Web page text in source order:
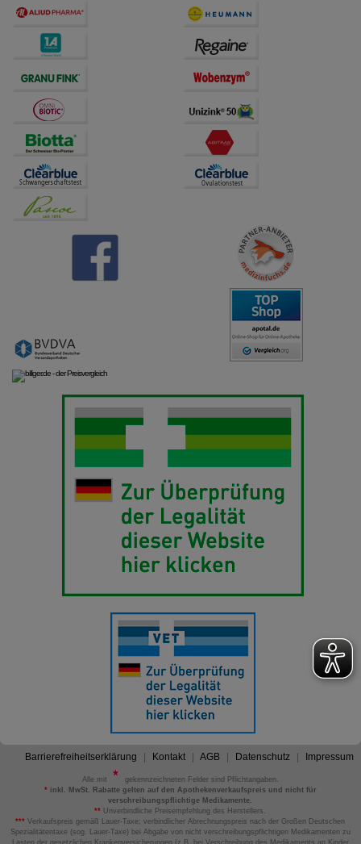
auf unserer Website aber auch die Werbung auf
Drittseiten möglichst relevant für Sie zu gestalten.
Bitte beachten Sie, dass Daten hierfür teilweise an
Dritte wie z.B. Google oder soziale Medien
Barrierefreiheitserklärung Kontakt AGB Datenschutz Impressum
Alle mit
gekennzeichneten Felder sind Pflichtangaben.
*inkl. MwSt. Rabatte gelten auf den Apothekenverkaufspreis und nicht für
verschreibungspflichtige Medikamente.
** Unverbindliche Preisempfehlung des Herstellers.
*** Verkaufspreis gemäß Lauer-Taxe; verbindlicher Abrechnungspreis nach der Großen Deutschen
Spezialitätentaxe (sog. Lauer-Taxe) bei Abgabe von nicht verschreibungspflichtigen Medikamenten zu
Lasten der gesetzlichen Krankenversicherungen (z.B. bei Verschreibung des Medikaments an Kinder